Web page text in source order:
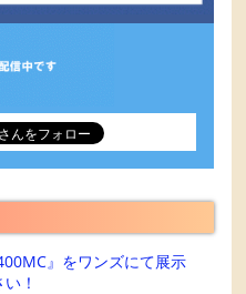
』をワンズにて展示
！